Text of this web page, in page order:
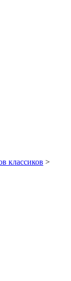
классиков >